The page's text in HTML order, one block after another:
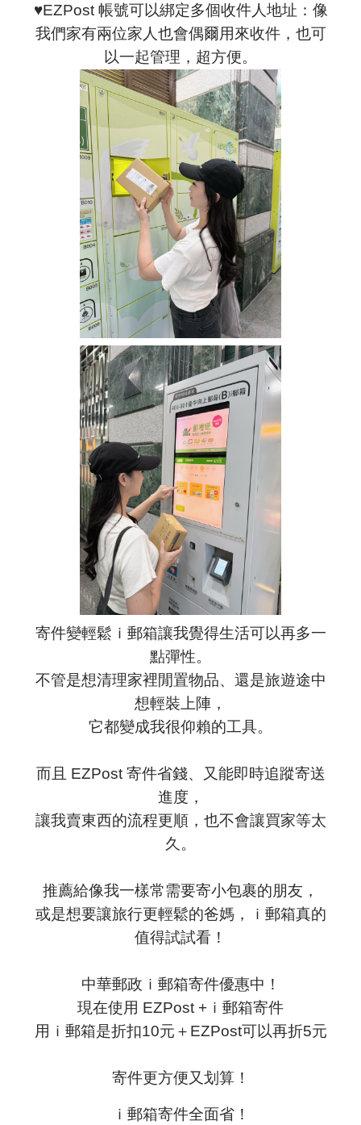
♥EZPost 帳號可以綁定多個收件人地址：像
我們家有兩位家人也會偶爾用來收件，也可
以一起管理，超方便。
寄件變輕鬆ｉ郵箱讓我覺得生活可以再多一
點彈性。
不管是想清理家裡閒置物品、還是旅遊途中
想輕裝上陣，
它都變成我很仰賴的工具。
而且 EZPost 寄件省錢、又能即時追蹤寄送
進度，
讓我賣東西的流程更順，也不會讓買家等太
久。
推薦給像我一樣常需要寄小包裹的朋友，
或是想要讓旅行更輕鬆的爸媽，ｉ郵箱真的
值得試試看！
中華郵政ｉ郵箱寄件優惠中！
現在使用 EZPost +ｉ郵箱寄件
用 ｉ郵箱是折扣10元＋EZPost可以再折5元
寄件更方便又划算！
ｉ郵箱寄件全面省！